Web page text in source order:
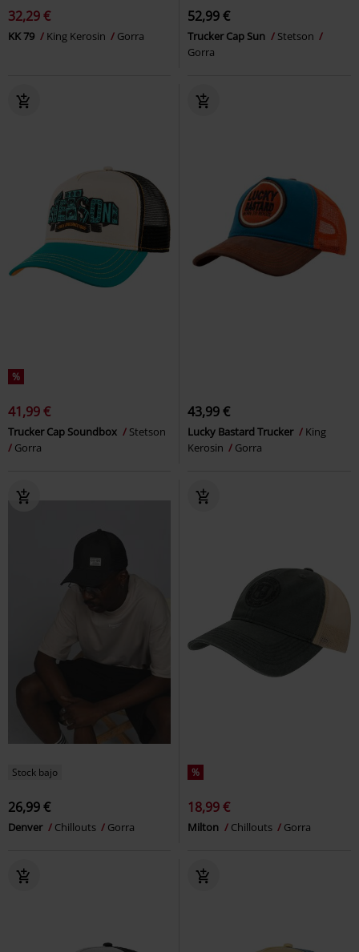
32,29 €
KK 79 King Kerosin Gorra
52,99 €
Trucker Cap Sun
Stetson
Gorra
%
41,99 €
Trucker Cap Soundbox
Stetson
Gorra
43,99 €
Lucky Bastard Trucker
King
Kerosin
Gorra
Stock bajo
26,99 €
Denver Chillouts Gorra
%
18,99 €
Milton Chillouts Gorra